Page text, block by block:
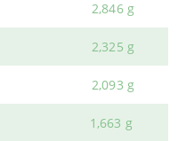
2,846 g
2,325 g
2,093 g
1,663 g